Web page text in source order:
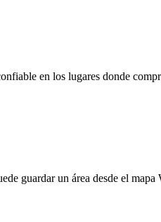
en los lugares donde
guardar un área desde el